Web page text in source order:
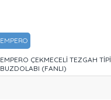
EMPERO
EMPERO ÇEKMECELİ TEZGAH TİPİ
BUZDOLABI (FANLI)